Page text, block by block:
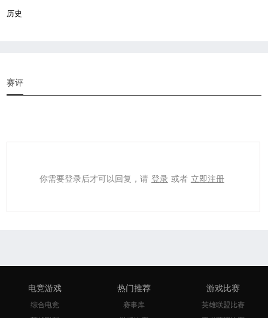
历史
赛评
你需要登录后才可以回复，请 登录 或者 立即注册
电竞游戏
综合电竞
热门推荐
赛事库
游戏比赛
英雄联盟比赛